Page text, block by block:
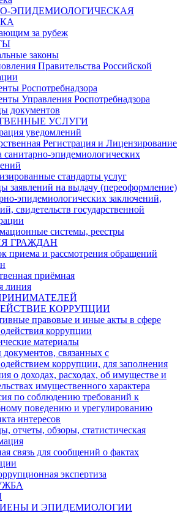
ЭПИДЕМИОЛОГИЧЕСКАЯ
за рубеж
законы
Правительства Российской
Роспотребнадзора
Управления Роспотребнадзора
документов
УСЛУГИ
уведомлений
Регистрация и Лицензирование
санитарно-эпидемиологических
стандарты услуг
заявлений на выдачу (переоформление)
эпидемиологических заключений,
свидетельств государственной
системы, реестры
ГРАЖДАН
приема и рассмотрения обращений
приёмная
линия
КОРРУПЦИИ
правовые и иные акты в сфере
коррупции
материалы
связанных с
коррупции, для заполнения
о доходах, расходах, об имуществе и
имущественного характера
по соблюдению требований к
поведению и урегулированию
интересов
отчеты, обзоры, статистическая
связь для сообщений о фактах
экспертиза
И ЭПИДЕМИОЛОГИИ